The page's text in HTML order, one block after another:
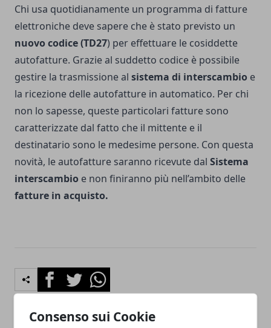
Consenso sui Cookie
Chi usa quotidianamente un programma di fatture
elettroniche deve sapere che è stato previsto un
nuovo codice (TD27) per effettuare le cosiddette
autofatture. Grazie al suddetto codice è possibile
gestire la trasmissione al sistema di interscambio e
la ricezione delle autofatture in automatico. Per chi
non lo sapesse, queste particolari fatture sono
caratterizzate dal fatto che il mittente e il
destinatario sono le medesime persone. Con questa
novità, le autofatture saranno ricevute dal Sistema
interscambio e non finiranno più nell’ambito delle
fatture in acquisto.
FacebookTwitterWhatsapp